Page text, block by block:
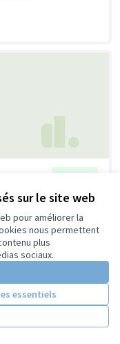
sur le site web
pour améliorer la
nous permettent
plus
sociaux.
essentiels
Retenue
Anatole France
0